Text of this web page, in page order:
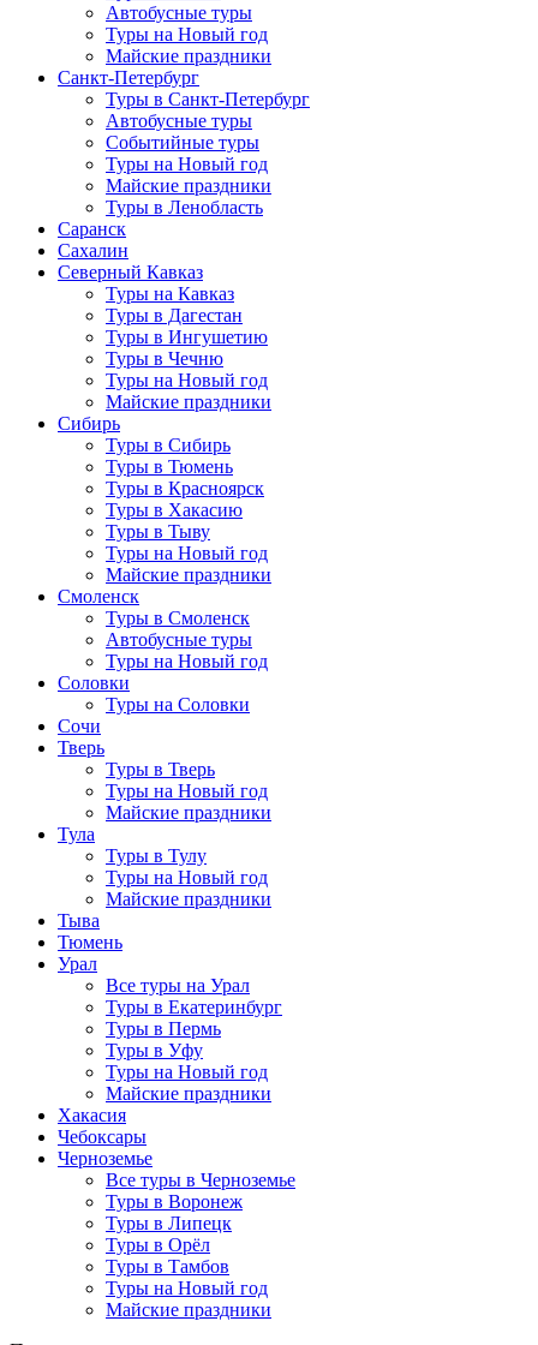
Автобусные туры
Туры на Новый год
Майские праздники
Санкт-Петербург
Туры в Санкт-Петербург
Автобусные туры
Событийные туры
Туры на Новый год
Майские праздники
Туры в Ленобласть
Саранск
Сахалин
Северный Кавказ
Туры на Кавказ
Туры в Дагестан
Туры в Ингушетию
Туры в Чечню
Туры на Новый год
Майские праздники
Сибирь
Туры в Сибирь
Туры в Тюмень
Туры в Красноярск
Туры в Хакасию
Туры в Тыву
Туры на Новый год
Майские праздники
Смоленск
Туры в Смоленск
Автобусные туры
Туры на Новый год
Соловки
Туры на Соловки
Сочи
Тверь
Туры в Тверь
Туры на Новый год
Майские праздники
Тула
Туры в Тулу
Туры на Новый год
Майские праздники
Тыва
Тюмень
Урал
Все туры на Урал
Туры в Екатеринбург
Туры в Пермь
Туры в Уфу
Туры на Новый год
Майские праздники
Хакасия
Чебоксары
Черноземье
Все туры в Черноземье
Туры в Воронеж
Туры в Липецк
Туры в Орёл
Туры в Тамбов
Туры на Новый год
Майские праздники